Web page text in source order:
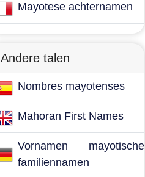
Mayotese achternamen
Andere talen
Nombres mayotenses
Mahoran First Names
Vornamen mayotische
familiennamen